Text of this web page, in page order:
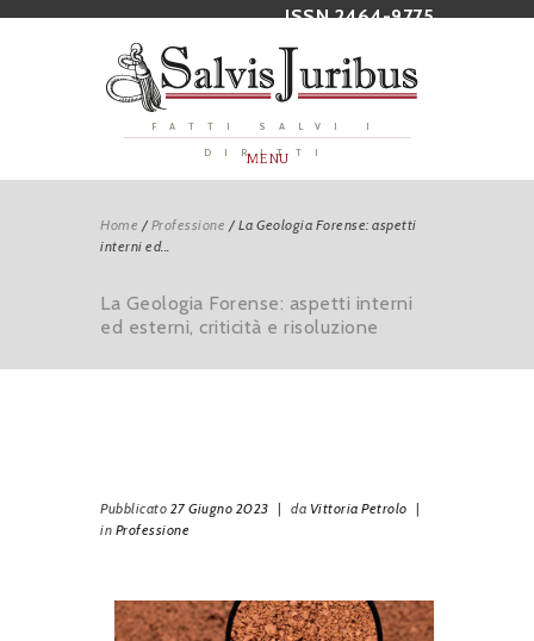
ISSN 2464-9775
FATTI SALVI I
DIRITTI
MENU
Home /Professione /La Geologia Forense: aspetti
interni ed...
La Geologia Forense: aspetti interni
ed esterni, criticità e risoluzione
Pubblicato 27 Giugno 2023 | da Vittoria Petrolo |
in Professione